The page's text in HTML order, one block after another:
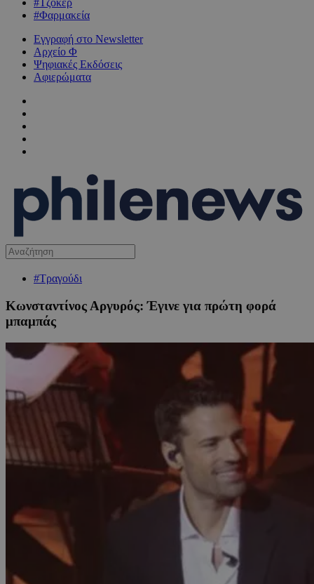
#Τζόκερ
#Φαρμακεία
Εγγραφή στο Newsletter
Αρχείο Φ
Ψηφιακές Εκδόσεις
Αφιερώματα
#Τραγούδι
Κωνσταντίνος Αργυρός: Έγινε για πρώτη φορά
μπαμπάς